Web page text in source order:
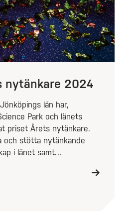
nytänkare 2024
län har,
Park och länets
priset Årets nytänkare.
och stötta nytänkande
i länet samt…